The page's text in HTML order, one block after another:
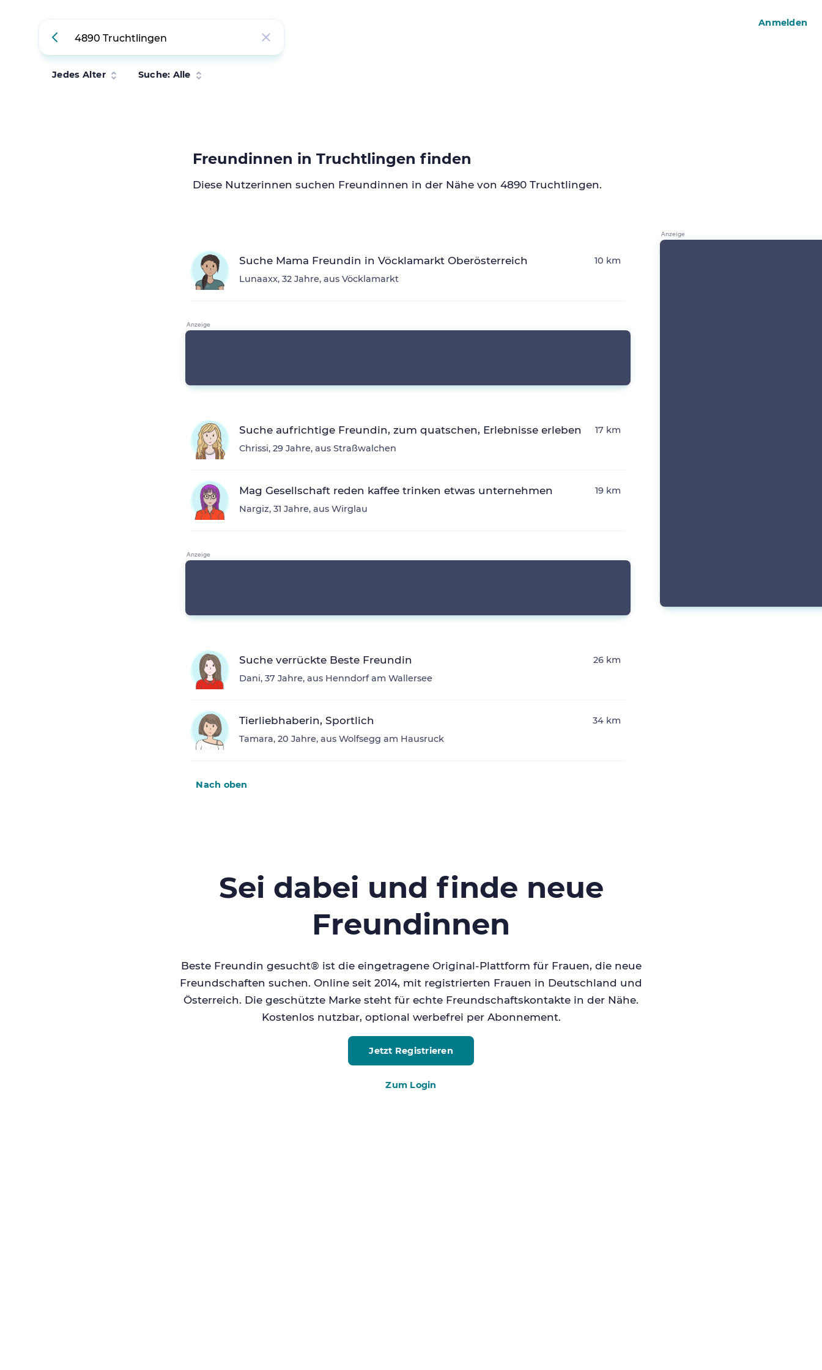
Jedes Alter Suche: Alle
Freundinnen in Truchtlingen finden
Diese Nutzerinnen suchen Freundinnen in der Nähe von 4890 Truchtlingen.
Suche Mama Freundin in Vöcklamarkt Oberösterreich
Lunaaxx, 32 Jahre, aus Vöcklamarkt
10 km
Suche aufrichtige Freundin, zum quatschen, Erlebnisse erleben
Chrissi, 29 Jahre, aus Straßwalchen
17 km
Mag Gesellschaft reden kaffee trinken etwas unternehmen
Nargiz, 31 Jahre, aus Wirglau
19 km
Suche verrückte Beste Freundin
Dani, 37 Jahre, aus Henndorf am Wallersee
26 km
Tierliebhaberin, Sportlich
Tamara, 20 Jahre, aus Wolfsegg am Hausruck
34 km
Nach oben
Sei dabei und finde neue
Freundinnen
Beste Freundin gesucht® ist die eingetragene Original-Plattform für Frauen, die neue
Freundschaften suchen. Online seit 2014, mit registrierten Frauen in Deutschland und
Österreich. Die geschützte Marke steht für echte Freundschaftskontakte in der Nähe.
Kostenlos nutzbar, optional werbefrei per Abonnement.
Jetzt Registrieren
Zum Login
Anmelden